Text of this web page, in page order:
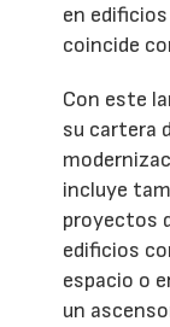
en
coincide
Con este
su cartera
incluye
proyectos
edificios
espacio o
un